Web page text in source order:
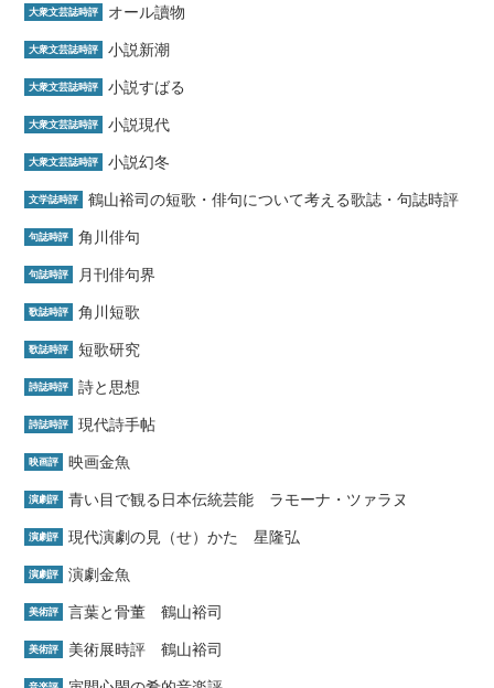
大衆文芸誌時評 オール讀物
大衆文芸誌時評 小説新潮
大衆文芸誌時評 小説すばる
大衆文芸誌時評 小説現代
大衆文芸誌時評 小説幻冬
文学誌時評 鶴山裕司の短歌・俳句について考える歌誌・句誌時評
句誌時評 角川俳句
句誌時評 月刊俳句界
歌誌時評 角川短歌
歌誌時評 短歌研究
詩誌時評 詩と思想
詩誌時評 現代詩手帖
映画評 映画金魚
演劇評 青い目で観る日本伝統芸能 ラモーナ・ツァラヌ
演劇評 現代演劇の見（せ）かた 星隆弘
演劇評 演劇金魚
美術評 言葉と骨董 鶴山裕司
美術評 美術展時評 鶴山裕司